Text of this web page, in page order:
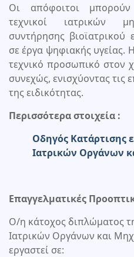
Οι απόφοιτοι
τεχνικοί ιατρικών
συντήρησης βιοϊατρικού
σε έργα ψηφιακής υγείας.
τεχνικό προσωπικό στον
συνεχώς, ενισχύοντας τις
της ειδικότητας.
Περισσότερα στοιχεία :
Οδηγός Κατάρτισης
Ιατρικών Οργάνων
Επαγγελματικές
Ο/η κάτοχος διπλώματος
Ιατρικών Οργάνων και
εργαστεί σε: